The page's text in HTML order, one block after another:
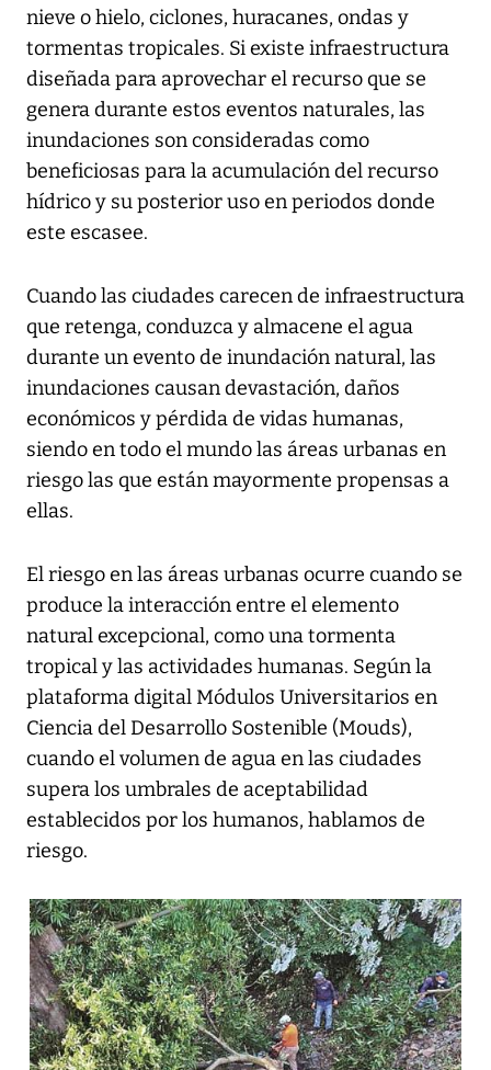
nieve o hielo, ciclones, huracanes, ondas y
tormentas tropicales. Si existe infraestructura
diseñada para aprovechar el recurso que se
genera durante estos eventos naturales, las
inundaciones son consideradas como
beneficiosas para la acumulación del recurso
hídrico y su posterior uso en periodos donde
este escasee.
Cuando las ciudades carecen de infraestructura
que retenga, conduzca y almacene el agua
durante un evento de inundación natural, las
inundaciones causan devastación, daños
económicos y pérdida de vidas humanas,
siendo en todo el mundo las áreas urbanas en
riesgo las que están mayormente propensas a
ellas.
El riesgo en las áreas urbanas ocurre cuando se
produce la interacción entre el elemento
natural excepcional, como una tormenta
tropical y las actividades humanas. Según la
plataforma digital Módulos Universitarios en
Ciencia del Desarrollo Sostenible (Mouds),
cuando el volumen de agua en las ciudades
supera los umbrales de aceptabilidad
establecidos por los humanos, hablamos de
riesgo.